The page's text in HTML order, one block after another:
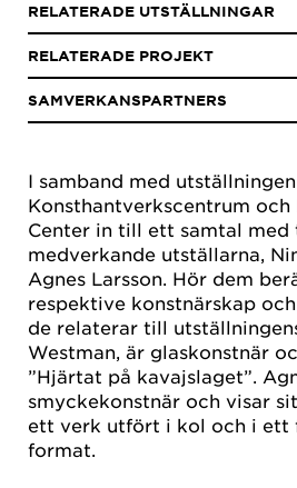
I samband med
Konsthantverkscentrum
Center in till ett samtal med
medverkande utställarna,
Agnes Larsson. Hör dem
respektive konstnärskap
de relaterar till
Westman, är glaskonstnär
”Hjärtat på kavajslaget”.
smyckekonstnär och visar
ett verk utfört i kol och i ett
format.
RELATERADE UTSTÄLLNINGAR
RELATERADE PROJEKT
SAMVERKANSPARTNERS